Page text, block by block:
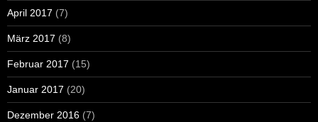
April 2017 (7)
März 2017 (8)
Februar 2017 (15)
Januar 2017 (20)
Dezember 2016 (7)